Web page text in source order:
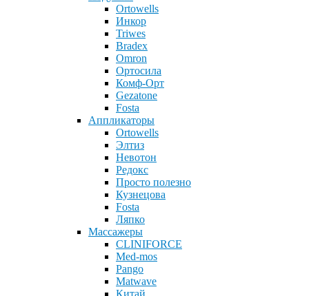
Ortowells
Инкор
Triwes
Bradex
Omron
Ортосила
Комф-Орт
Gezatone
Fosta
Аппликаторы
Ortowells
Элтиз
Невотон
Редокс
Просто полезно
Кузнецова
Fosta
Ляпко
Массажеры
CLINIFORCE
Med-mos
Pango
Matwave
Китай